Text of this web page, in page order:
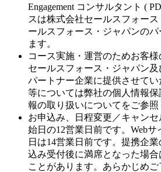
Engagement コンサルタント (
スは株式会社セールスフォー
ールスフォース・ジャパンの
ます。
コース実施・運営のためお客
セールスフォース・ジャパン
パートナー企業に提供させて
等については弊社の個人情報
報の取り扱いについてをご参照
お申込み、日程変更／キャン
始日の12営業日前です。Web
日は14営業日前です。提携企
込み受付後に満席となった場
ことがあります。あらかじめご